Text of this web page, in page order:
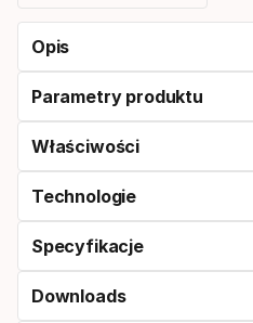
Opis
Parametry produktu
Właściwości
Technologie
Specyfikacje
Downloads